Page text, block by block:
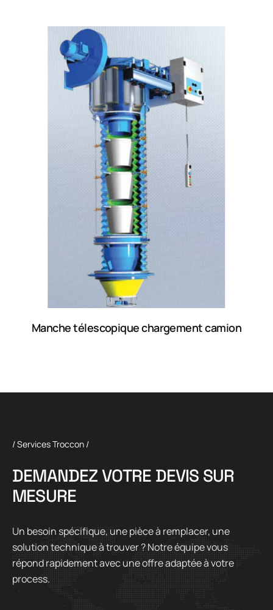
Manche télescopique chargement camion
/ Services Troccon /
DEMANDEZVOTRE DEVIS SUR
MESURE
Un besoin spécifique, une pièce à remplacer, une
solution technique à trouver ? Notre équipe vous
répond rapidement avec une offre adaptée à votre
process.